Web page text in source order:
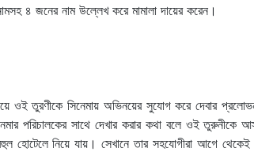
৪ জনের নাম উল্লেখ করে মামালা দায়ের করেন।
ওই তুরণীকে সিনেমায় অভিনয়ের সুযোগ করে দেবার
পরিচালকের সাথে দেখার করার কথা বলে ওই তুরুনীকে
হোটেলে নিয়ে যায়। সেখানে তার সহযোগীরা আগে